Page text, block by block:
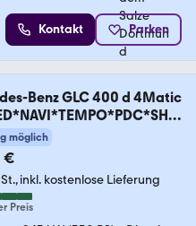
Kontakt Parken
Benz GLC 400 d 4Matic
möglich
€
inkl. kostenlose Lieferung
Preis